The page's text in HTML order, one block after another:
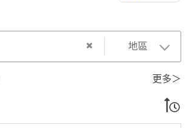
地區
更多＞